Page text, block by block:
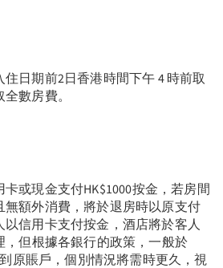
日期前2日香港時間下午 4 時前取
數房費。
或現金支付HK$1000按金，若房間
額外消費，將於退房時以原支付
信用卡支付按金，酒店將於客人
，但根據各銀行的政策，一般於
原賬戶，個別情況將需時更久，視